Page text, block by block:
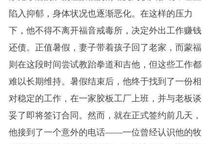
陷入抑郁，身体状况也逐渐恶化。在这样的压力
下，他不得不离开福音戒毒所，决定外出工作赚钱
还债。正值暑假，妻子带着孩子回了老家，而蒙福
则在这段时间尝试教跆拳道和吉他，但这些工作都
难以长期维持。暑假结束后，他终于找到了一份相
对稳定的工作，在一家胶板工厂上班，并与老板谈
妥了即将签订合同。然而，就在正式签约前几天，
他接到了一个意外的电话——一位曾经认识他的牧